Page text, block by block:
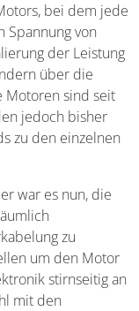
bei dem jede
Spannung von
der Leistung
über die
Motoren sind seit
jedoch bisher
zu den einzelnen
war es nun, die
zu
um den Motor
stirnseitig an
mit den